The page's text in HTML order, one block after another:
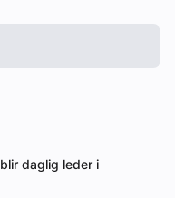
daglig leder i